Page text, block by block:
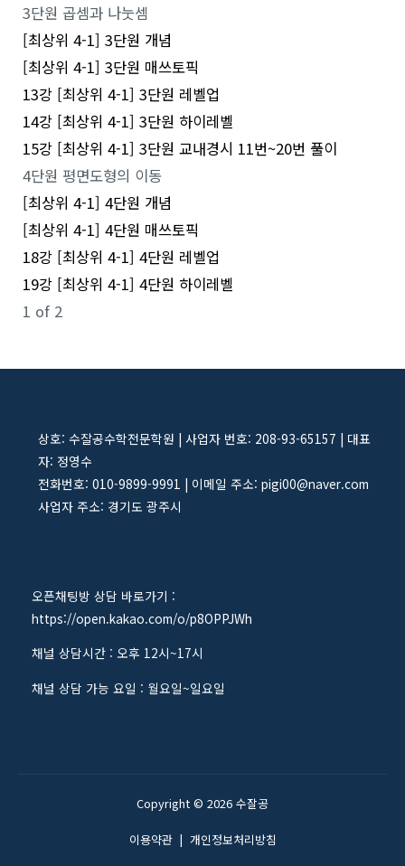
3단원 곱셈과 나눗셈
[최상위 4-1] 3단원 개념
[최상위 4-1] 3단원 매쓰토픽
13강 [최상위 4-1] 3단원 레벨업
14강 [최상위 4-1] 3단원 하이레벨
15강 [최상위 4-1] 3단원 교내경시 11번~20번 풀이
4단원 평면도형의 이동
[최상위 4-1] 4단원 개념
[최상위 4-1] 4단원 매쓰토픽
18강 [최상위 4-1] 4단원 레벨업
19강 [최상위 4-1] 4단원 하이레벨
1 of 2
상호: 수잘공수학전문학원 | 사업자 번호: 208-93-65157 | 대표
자: 정영수
전화번호: 010-9899-9991 | 이메일 주소: pigi00@naver.com
사업자 주소: 경기도 광주시
오픈채팅방 상담 바로가기 :
https://open.kakao.com/o/p8OPPJWh
채널 상담시간 : 오후 12시~17시
채널 상담 가능 요일 : 월요일~일요일
Copyright © 2026 수잘공
이용약관| 개인정보처리방침